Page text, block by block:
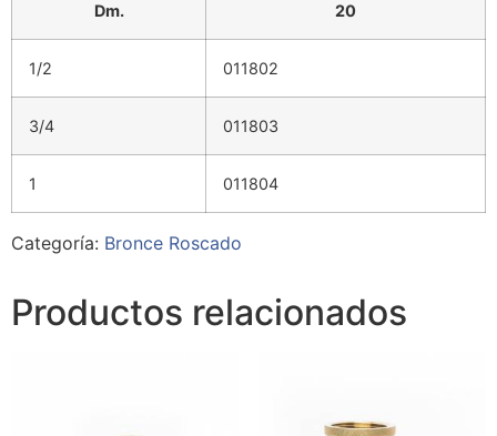
Dm. 20
1/2 011802
3/4 011803
1 011804
Categoría: Bronce Roscado
Productos relacionados